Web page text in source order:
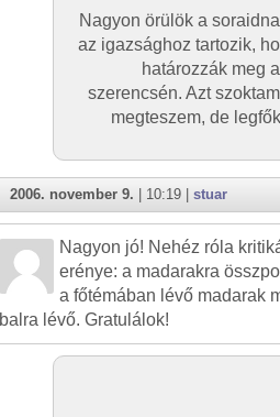
Nagyon örülök a
az igazsághoz tartozik,
határozzák meg
szerencsén. Azt
megteszem, de
2006. november 9. | 10:19 | stuar
Nagyon jó! Nehéz róla
erénye: a madarakra
a főtémában lévő madarak
balra lévő. Gratulálok!